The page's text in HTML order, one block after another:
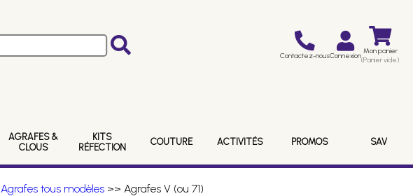
Contactez-nousConnexion Mon panier
(Panier vide)
AGRAFES &
CLOUS
KITS
RÉFECTION
COUTURE ACTIVITÉS PROMOS SAV
Agrafes tous modèles>> Agrafes V (ou 71)